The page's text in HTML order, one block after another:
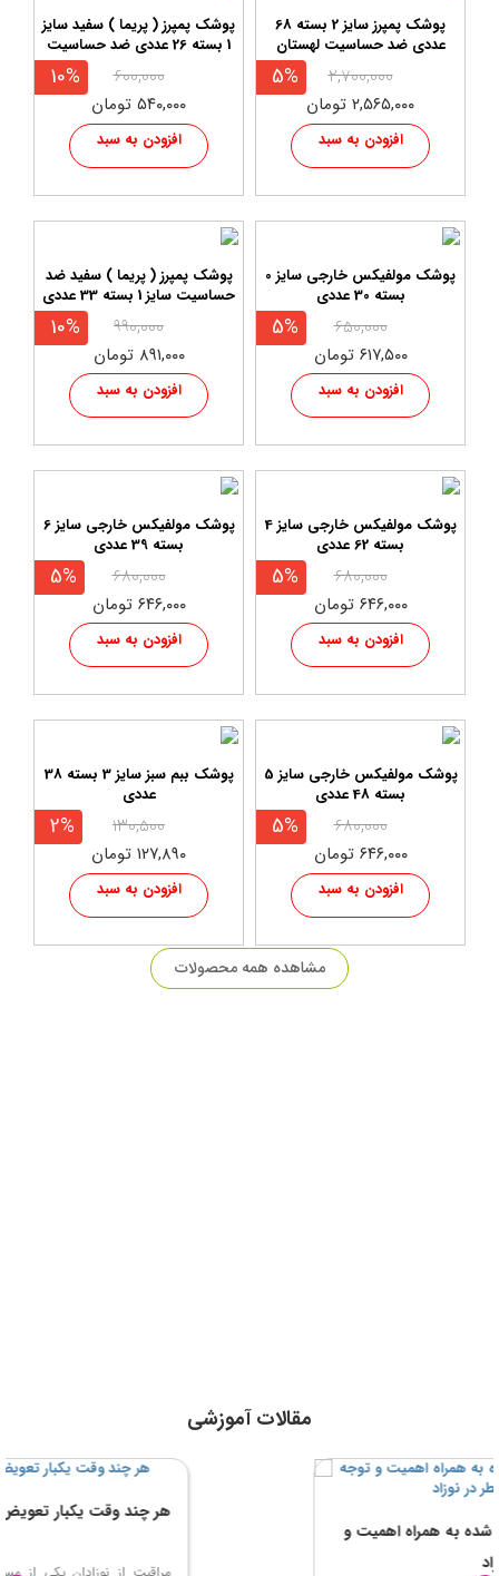
پوشک پمپرز سایز 2 بسته 68
عددی ضد حساسیت لهستان
5% ۲,۷۰۰,۰۰۰
۲,۵۶۵,۰۰۰ تومان
افزودن به سبد
پوشک پمپرز ( پریما ) سفید سایز
1 بسته 26 عددی ضد حساسیت
10% ۶۰۰,۰۰۰
۵۴۰,۰۰۰ تومان
افزودن به سبد
پوشک مولفیکس خارجی سایز 0
بسته 30 عددی
5% ۶۵۰,۰۰۰
۶۱۷,۵۰۰ تومان
افزودن به سبد
پوشک پمپرز ( پریما ) سفید ضد
حساسیت سایز 1 بسته 33 عددی
10% ۹۹۰,۰۰۰
۸۹۱,۰۰۰ تومان
افزودن به سبد
پوشک مولفیکس خارجی سایز 4
بسته 62 عددی
5% ۶۸۰,۰۰۰
۶۴۶,۰۰۰ تومان
افزودن به سبد
پوشک مولفیکس خارجی سایز 6
بسته 39 عددی
5% ۶۸۰,۰۰۰
۶۴۶,۰۰۰ تومان
افزودن به سبد
پوشک مولفیکس خارجی سایز 5
بسته 48 عددی
5% ۶۸۰,۰۰۰
۶۴۶,۰۰۰ تومان
افزودن به سبد
پوشک ببم سبز سایز 3 بسته 38
عددی
2% ۱۳۰,۵۰۰
۱۲۷,۸۹۰ تومان
افزودن به سبد
مشاهده همه محصولات
مقالات آموزشی
مراقبت از نوزاد تازه متولد شده به همراه اهمیت و